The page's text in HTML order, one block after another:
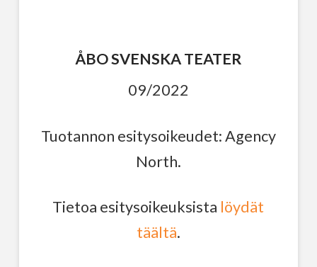
ÅBO SVENSKA TEATER
09/2022
Tuotannon esitysoikeudet: Agency
North.
Tietoa esitysoikeuksista löydät
täältä.